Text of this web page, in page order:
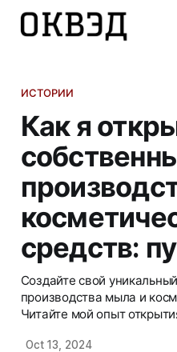
ИСТОРИИ
Как я
средств:
Создайте свой
производства мыла и
Читайте мой опыт
Oct 13, 2024